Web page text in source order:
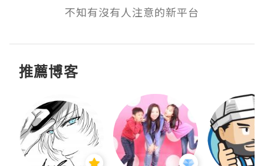
不知有沒有人注意的新平台
推薦博客